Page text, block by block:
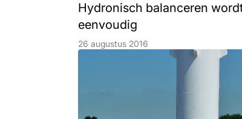
Hydronisch balanceren
eenvoudig
26 augustus 2016